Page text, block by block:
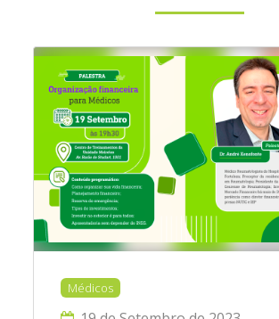
Médicos